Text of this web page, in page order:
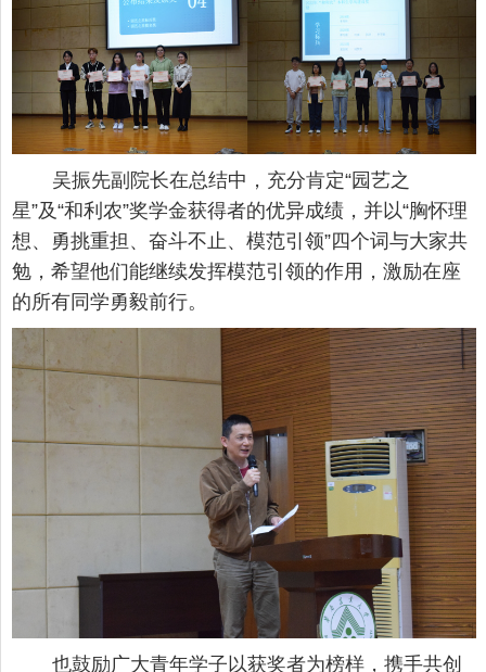
吴振先副院长在总结中，充分肯定“园艺之
星”及“和利农”奖学金获得者的优异成绩，并以“胸怀理
想、勇挑重担、奋斗不止、模范引领”四个词与大家共
勉，希望他们能继续发挥模范引领的作用，激励在座
的所有同学勇毅前行。
也鼓励广大青年学子以获奖者为榜样，携手共创